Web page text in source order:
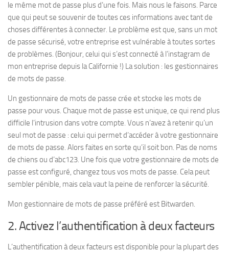
le même mot de passe plus d’une fois. Mais nous le faisons. Parce
que qui peut se souvenir de toutes ces informations avec tant de
choses différentes à connecter. Le problème est que, sans un mot
de passe sécurisé, votre entreprise est vulnérable à toutes sortes
de problèmes. (Bonjour, celui qui s’est connecté à l’instagram de
mon entreprise depuis la Californie !) La solution : les gestionnaires
de mots de passe.
Un gestionnaire de mots de passe crée et stocke les mots de
passe pour vous. Chaque mot de passe est unique, ce qui rend plus
difficile l’intrusion dans votre compte. Vous n’avez à retenir qu’un
seul mot de passe : celui qui permet d’accéder à votre gestionnaire
de mots de passe. Alors faites en sorte qu’il soit bon. Pas de noms
de chiens ou d’abc123. Une fois que votre gestionnaire de mots de
passe est configuré, changez tous vos mots de passe. Cela peut
sembler pénible, mais cela vaut la peine de renforcer la sécurité.
Mon gestionnaire de mots de passe préféré est Bitwarden.
2. Activez l’authentification à deux facteurs
L’authentification à deux facteurs est disponible pour la plupart des